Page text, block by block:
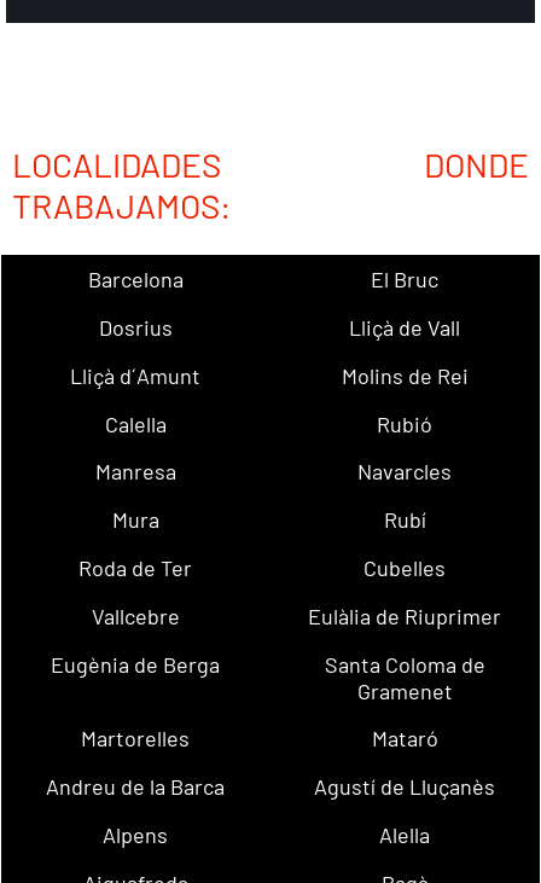
LOCALIDADES DONDE
TRABAJAMOS:
Barcelona
El Bruc
Dosrius
Lliçà de Vall
Lliçà d´Amunt
Molins de Rei
Calella
Rubió
Manresa
Navarcles
Mura
Rubí
Roda de Ter
Cubelles
Vallcebre
Eulàlia de Riuprimer
Eugènia de Berga
Santa Coloma de
Gramenet
Martorelles
Mataró
Andreu de la Barca
Agustí de Lluçanès
Alpens
Alella